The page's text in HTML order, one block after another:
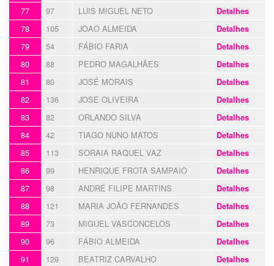
77 97 LUIS MIGUEL NETO Detalhes
78 105 JOAO ALMEIDA Detalhes
79 54 FÁBIO FARIA Detalhes
80 88 PEDRO MAGALHÃES Detalhes
81 80 JOSÉ MORAIS Detalhes
82 136 JOSE OLIVEIRA Detalhes
83 82 ORLANDO SILVA Detalhes
84 42 TIAGO NUNO MATOS Detalhes
85 113 SORAIA RAQUEL VAZ Detalhes
86 99 HENRIQUE FROTA SAMPAIO Detalhes
87 98 ANDRÉ FILIPE MARTINS Detalhes
88 121 MARIA JOÃO FERNANDES Detalhes
89 73 MIGUEL VASCONCELOS Detalhes
90 96 FÁBIO ALMEIDA Detalhes
91 129 BEATRIZ CARVALHO Detalhes